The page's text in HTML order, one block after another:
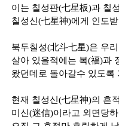
이는 칠성판(七星板)과 칠
칠성신(七星神)에게 인도
북두칠성(北斗七星)은 우
살아 있을적에는 복(福)과
왔던데로 돌아갈수 있도록
현재 칠성신(七星神)의 흔
미신(迷信)이라고 외면당